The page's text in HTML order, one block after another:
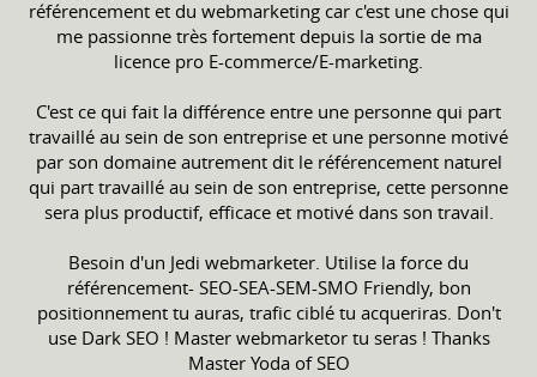
référencement et du webmarketing car c'est une chose qui
me passionne très fortement depuis la sortie de ma
licence pro E-commerce/E-marketing.
C'est ce qui fait la différence entre une personne qui part
travaillé au sein de son entreprise et une personne motivé
par son domaine autrement dit le référencement naturel
qui part travaillé au sein de son entreprise, cette personne
sera plus productif, efficace et motivé dans son travail.
Besoin d'un Jedi webmarketer. Utilise la force du
référencement- SEO-SEA-SEM-SMO Friendly, bon
positionnement tu auras, trafic ciblé tu acqueriras. Don't
use Dark SEO ! Master webmarketor tu seras ! Thanks
Master Yoda of SEO